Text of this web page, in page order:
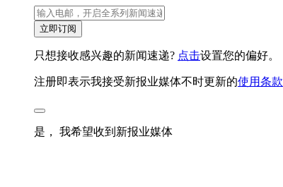
立即订阅
只想接收感兴趣的新闻速递? 点击设置您的偏好。
注册即表示我接受新报业媒体不时更新的使用条款
是， 我希望收到新报业媒体